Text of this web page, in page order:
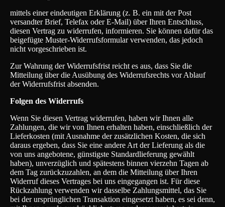
mittels einer eindeutigen Erklärung (z. B. ein mit der Post
versandter Brief, Telefax oder E-Mail) über Ihren Entschluss,
diesen Vertrag zu widerrufen, informieren. Sie können dafür das
beigefügte Muster-Widerrufsformular verwenden, das jedoch
nicht vorgeschrieben ist.
Zur Wahrung der Widerrufsfrist reicht es aus, dass Sie die
Mitteilung über die Ausübung des Widerrufsrechts vor Ablauf
der Widerrufsfrist absenden.
Folgen des Widerrufs
Wenn Sie diesen Vertrag widerrufen, haben wir Ihnen alle
Zahlungen, die wir von Ihnen erhalten haben, einschließlich der
Lieferkosten (mit Ausnahme der zusätzlichen Kosten, die sich
daraus ergeben, dass Sie eine andere Art der Lieferung als die
von uns angebotene, günstigste Standardlieferung gewählt
haben), unverzüglich und spätestens binnen vierzehn Tagen ab
dem Tag zurückzuzahlen, an dem die Mitteilung über Ihren
Widerruf dieses Vertrages bei uns eingegangen ist. Für diese
Rückzahlung verwenden wir dasselbe Zahlungsmittel, das Sie
bei der ursprünglichen Transaktion eingesetzt haben, es sei denn,